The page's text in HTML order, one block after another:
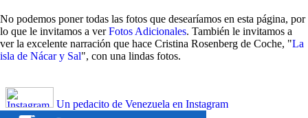
No podemos poner todas las fotos que desearíamos en esta página, por
lo que le invitamos a verFotos Adicionales. También le invitamos a
ver la excelente narración que hace Cristina Rosenberg de Coche, "La
isla de Nácar y Sal", con una lindas fotos.
Un pedacito de Venezuela en Instagram